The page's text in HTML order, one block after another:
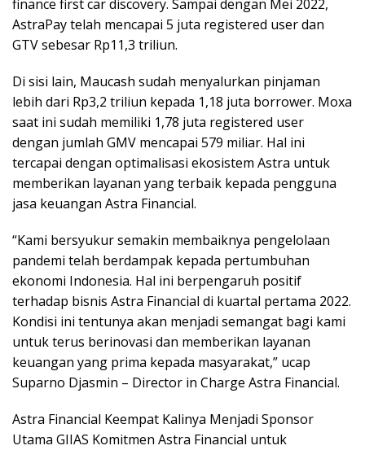
finance first car discovery. Sampai dengan Mei 2022,
AstraPay telah mencapai 5 juta registered user dan
GTV sebesar Rp11,3 triliun.
Di sisi lain, Maucash sudah menyalurkan pinjaman
lebih dari Rp3,2 triliun kepada 1,18 juta borrower. Moxa
saat ini sudah memiliki 1,78 juta registered user
dengan jumlah GMV mencapai 579 miliar. Hal ini
tercapai dengan optimalisasi ekosistem Astra untuk
memberikan layanan yang terbaik kepada pengguna
jasa keuangan Astra Financial.
“Kami bersyukur semakin membaiknya pengelolaan
pandemi telah berdampak kepada pertumbuhan
ekonomi Indonesia. Hal ini berpengaruh positif
terhadap bisnis Astra Financial di kuartal pertama 2022.
Kondisi ini tentunya akan menjadi semangat bagi kami
untuk terus berinovasi dan memberikan layanan
keuangan yang prima kepada masyarakat,” ucap
Suparno Djasmin – Director in Charge Astra Financial.
Astra Financial Keempat Kalinya Menjadi Sponsor
Utama GIIAS Komitmen Astra Financial untuk